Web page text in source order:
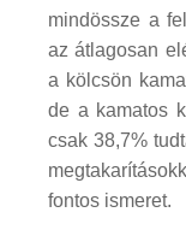
mindössze a
az átlagosan
a kölcsön
de a kamatos
csak 38,7%
fontos ismeret.